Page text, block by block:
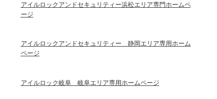
アイルロックアンドセキュリティー浜松エリア専門ホームペ
ージ
アイルロックアンドセキュリティー 静岡エリア専用ホーム
ページ
アイルロック岐阜 岐阜エリア専用ホームページ